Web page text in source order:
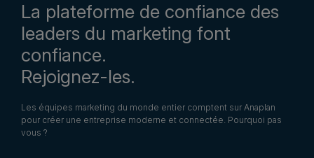
La plateforme de confiance des
leaders du marketing font
confiance.
Rejoignez-les.
Les équipes marketing du monde entier comptent sur Anaplan
pour créer une entreprise moderne et connectée. Pourquoi pas
vous ?